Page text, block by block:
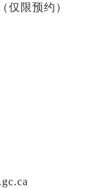
仅限预约）